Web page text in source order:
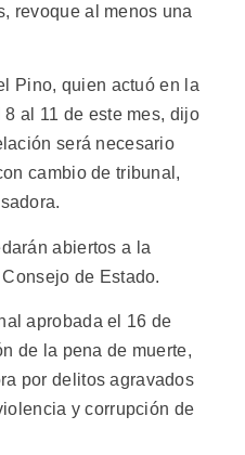
revoque al menos una
Pino, quien actuó en la
al 11 de este mes, dijo
será necesario
cambio de tribunal,
abiertos a la
de Estado.
aprobada el 16 de
de la pena de muerte,
por delitos agravados
y corrupción de